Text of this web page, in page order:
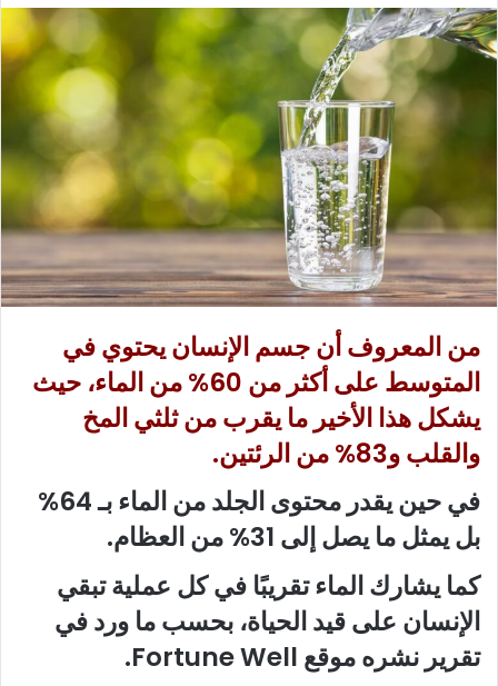
ل
ى
X
ر
ا
إ
ل
ك
ت
ر
و
ن
ي
من المعروف أن جسم الإنسان يحتوي في
المتوسط على أكثر من 60% من الماء، حيث
يشكل هذا الأخير ما يقرب من ثلثي المخ
والقلب و83% من الرئتين.
في حين يقدر محتوى الجلد من الماء بـ 64%
بل يمثل ما يصل إلى 31% من العظام.
كما يشارك الماء تقريبًا في كل عملية تبقي
الإنسان على قيد الحياة، بحسب ما ورد في
تقرير نشره موقع Fortune Well.